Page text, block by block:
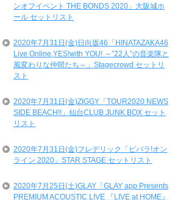
ンオフイベント THE BONDS 2020」大阪城ホ
ール セットリスト
2020年7月31日(金)日向坂46「HINATAZAKA46
Live Online,YES!with YOU! ～”22人”の音楽隊と
風変わりな仲間たち～」Stagecrowd セットリ
スト
2020年7月31日(金)ZIGGY「TOUR2020 NEWS
SIDE BEACH!!」仙台CLUB JUNK BOX セット
リスト
2020年7月31日(金)フレデリック「ビバラ!オン
ライン 2020」STAR STAGE セットリスト
2020年7月25日(土)GLAY「GLAY app Presents
PREMIUM ACOUSTIC LIVE 『LIVE at HOME』